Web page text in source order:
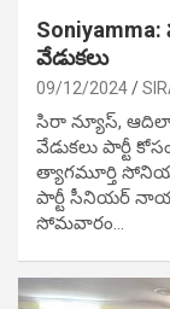
వేడుక‌లు
09/12/2024
సిరా న్యూస్,
వేడుక‌లు పార్టీ
త్యాగమూర్తి
పార్టీ సీనియ‌ర్
సోమవారం…